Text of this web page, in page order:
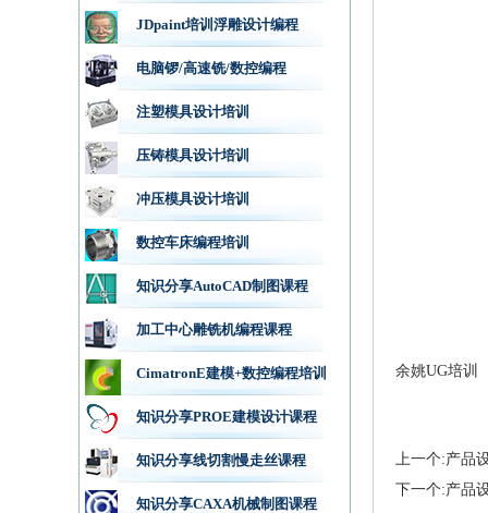
JDpaint培训浮雕设计编程
电脑锣/高速铣/数控编程
注塑模具设计培训
压铸模具设计培训
冲压模具设计培训
数控车床编程培训
知识分享AutoCAD制图课程
加工中心雕铣机编程课程
CimatronE建模+数控编程培训
知识分享PROE建模设计课程
知识分享线切割慢走丝课程
知识分享CAXA机械制图课程
余姚UG培训
上一个:产品
下一个:产品